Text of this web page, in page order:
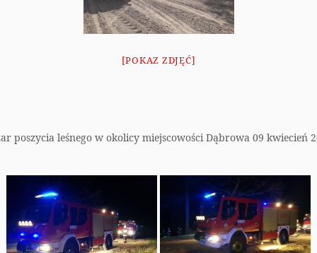
[POKAZ ZDJĘĆ]
poszycia leśnego w okolicy miejscowości Dąbrowa 09 kwiecień